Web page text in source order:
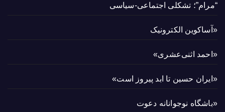
“مرام”؛ تشکلی اجتماعی-سیاسی
«آساکوین الکترونیک
«احمد اثنی‌عشری»
«ایران حسین تا ابد پیروز است»
«باشگاه نوجوانانه دعوت